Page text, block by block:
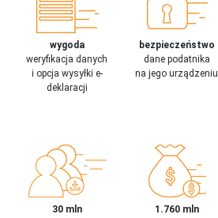
wygoda
weryfikacja danych
i opcja wysyłki e-
deklaracji
bezpieczeństwo
dane podatnika
na jego urządzeniu
30 mln
1.760 mln